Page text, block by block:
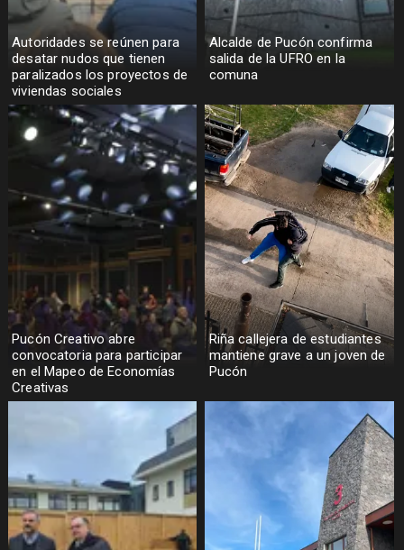
Autoridades se reúnen para
desatar nudos que tienen
paralizados los proyectos de
viviendas sociales
Alcalde de Pucón confirma
salida de la UFRO en la
comuna
Pucón Creativo abre
convocatoria para participar
en el Mapeo de Economías
Creativas
Riña callejera de estudiantes
mantiene grave a un joven de
Pucón